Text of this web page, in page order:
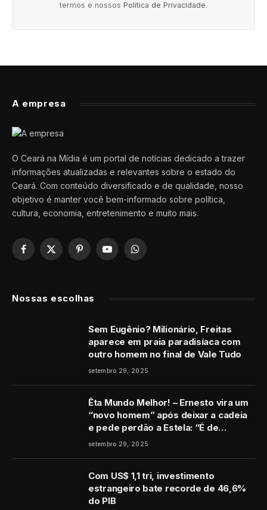
termos e nossos Política de Privacidade.
A empresa
O Ceará na Mídia é um portal de notícias dedicado a trazer
informações atualizadas e relevantes sobre o estado do
Ceará. Com conteúdo diversificado e de qualidade, nosso
objetivo é manter você bem-informado sobre política,
cultura, economia, entretenimento e muito mais.
Facebook
X
PinterestYouTubeWhatsApp
Nossas escolhas
Sem Eugênio? Milionário, Freitas
aparece em praia paradisíaca com
outro homem no final de Vale Tudo
setembro 29, 2025
Êta Mundo Melhor! – Ernesto vira um
“novo homem” após deixar a cadeia
e pede perdão a Estela: “É de
coração”
setembro 29, 2025
Com US$ 1,1 tri, investimento
estrangeiro bate recorde de 46,6%
do PIB